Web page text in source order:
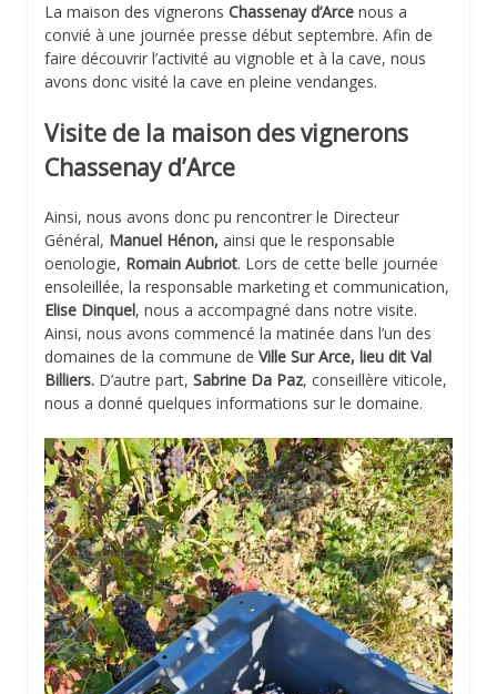
La maison des vignerons Chassenay d’Arce nous a
convié à une journée presse début septembre. Afin de
faire découvrir l’activité au vignoble et à la cave, nous
avons donc visité la cave en pleine vendanges.
Visite de la maison des vignerons
Chassenay d’Arce
Ainsi, nous avons donc pu rencontrer le Directeur
Général, Manuel Hénon, ainsi que le responsable
oenologie, Romain Aubriot. Lors de cette belle journée
ensoleillée, la responsable marketing et communication,
Elise Dinquel, nous a accompagné dans notre visite.
Ainsi, nous avons commencé la matinée dans l’un des
domaines de la commune de Ville Sur Arce, lieu dit Val
Billiers. D’autre part, Sabrine Da Paz, conseillère viticole,
nous a donné quelques informations sur le domaine.